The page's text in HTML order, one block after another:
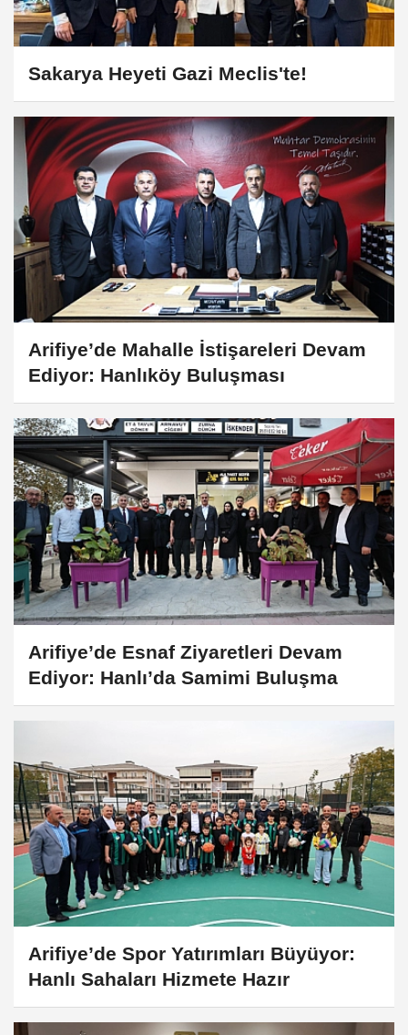
Sakarya Heyeti Gazi Meclis'te!
Arifiye’de Mahalle İstişareleri Devam
Ediyor: Hanlıköy Buluşması
Arifiye’de Esnaf Ziyaretleri Devam
Ediyor: Hanlı’da Samimi Buluşma
Arifiye’de Spor Yatırımları Büyüyor:
Hanlı Sahaları Hizmete Hazır